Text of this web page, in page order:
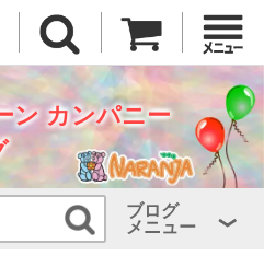
ン カンパニー
ブログ
メニュー